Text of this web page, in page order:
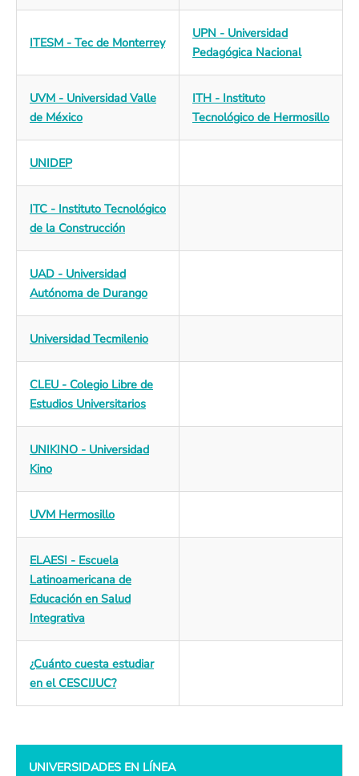
ITESM - Tec de Monterrey
UPN - Universidad
Pedagógica Nacional
UVM - Universidad Valle
de México
ITH - Instituto
Tecnológico de Hermosillo
UNIDEP
ITC - Instituto Tecnológico
de la Construcción
UAD - Universidad
Autónoma de Durango
Universidad Tecmilenio
CLEU - Colegio Libre de
Estudios Universitarios
UNIKINO - Universidad
Kino
UVM Hermosillo
ELAESI - Escuela
Latinoamericana de
Educación en Salud
Integrativa
¿Cuánto cuesta estudiar
en el CESCIJUC?
UNIVERSIDADES EN LÍNEA